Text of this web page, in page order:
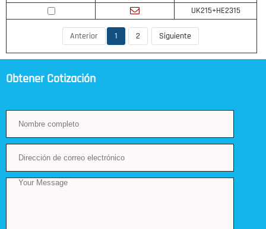
UK215+HE2315
Anterior 1 2 Siguiente
Obtener Cotización